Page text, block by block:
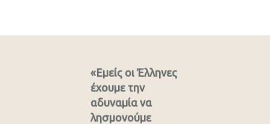
«Εμείς οι Έλληνες
έχουμε την
αδυναμία να
λησμονούμε